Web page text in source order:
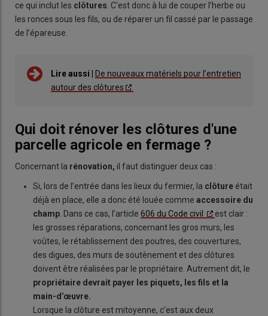
ce qui inclut les clôtures . C'est donc à lui de couper l’herbe ou
les ronces sous les fils, ou de réparer un fil cassé par le passage
de l’épareuse.
Lire aussi |
De nouveaux matériels pour l’entretien
autour des clôtures
Qui doit rénover les clôtures d'une
parcelle agricole en fermage ?
Concernant la rénovation, il faut distinguer deux cas :
Si, lors de l’entrée dans les lieux du fermier, la clôture était
déjà en place, elle a donc été louée comme accessoire du
champ . Dans ce cas, l’article 606 du Code civil
est clair :
les grosses réparations, concernant les gros murs, les
voûtes, le rétablissement des poutres, des couvertures,
des digues, des murs de soutènement et des clôtures
doivent être réalisées par le propriétaire. Autrement dit, le
propriétaire devrait payer les piquets, les fils et la
main-d’œuvre.
Lorsque la clôture est mitoyenne, c'est aux deux